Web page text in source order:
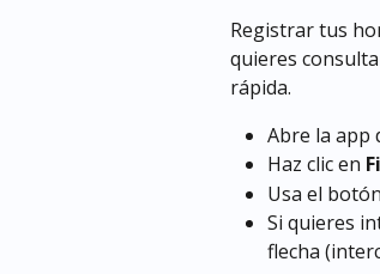
Registrar tus
quieres
rápida.
Abre la app
Haz clic en
Usa el
Si quieres
flecha